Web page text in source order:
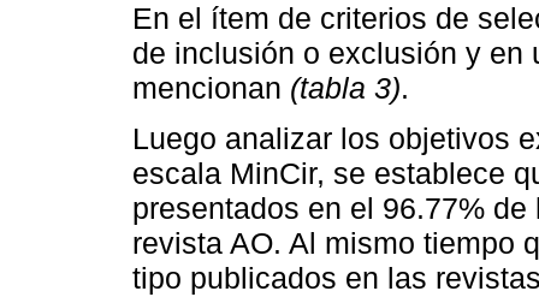
En el ítem de criterios de
de inclusión o exclusión y en
mencionan (tabla 3).
Luego analizar los objetivos
escala MinCir, se establece
presentados en el 96.77%
revista AO. Al mismo tiempo
tipo publicados en las